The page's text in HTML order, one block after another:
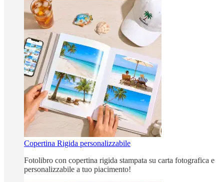
Copertina Rigida personalizzabile
Fotolibro con copertina rigida stampata su carta fotografica e
personalizzabile a tuo piacimento!